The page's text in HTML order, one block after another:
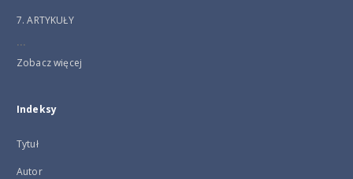
7. ARTYKUŁY
...
Zobacz więcej
Indeksy
Tytuł
Autor